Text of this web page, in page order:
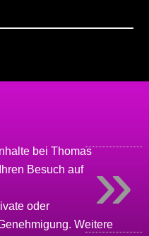
beiThomas
Besuch auf
oder
Weitere
»